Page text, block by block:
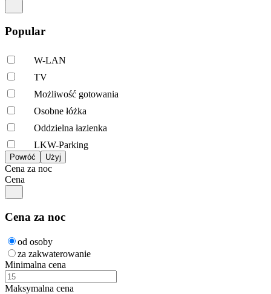
Popular
W-LAN
TV
Możliwość gotowania
Osobne łóżka
Oddzielna łazienka
LKW-Parking
Cena za noc
Cena
Cena za noc
od osoby
za zakwaterowanie
Minimalna cena
Maksymalna cena